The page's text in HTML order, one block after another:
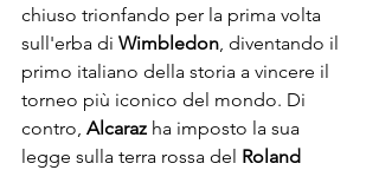
chiuso trionfando per la prima volta
sull'erba di Wimbledon, diventando il
primo italiano della storia a vincere il
torneo più iconico del mondo. Di
contro, Alcaraz ha imposto la sua
legge sulla terra rossa del Roland